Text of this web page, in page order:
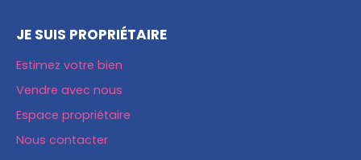
JE SUIS PROPRIÉTAIRE
Estimez votre bien
Vendre avec nous
Espace propriétaire
Nous contacter